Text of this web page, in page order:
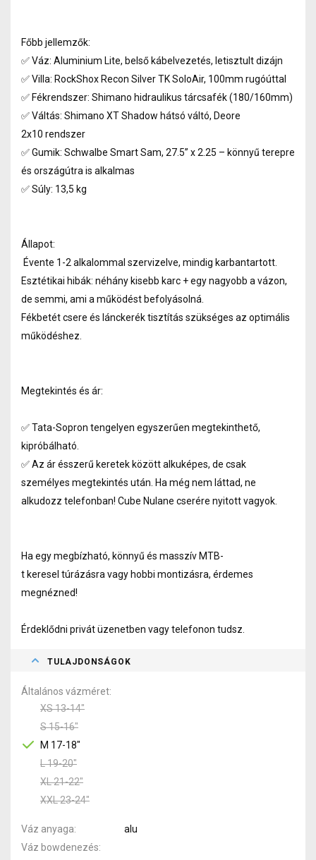
Főbb jellemzők:
✅ Váz: Aluminium Lite, belső kábelvezetés, letisztult dizájn
✅ Villa: RockShox Recon Silver TK SoloAir, 100mm rugóúttal
✅ Fékrendszer: Shimano hidraulikus tárcsafék (180/160mm)
✅ Váltás: Shimano XT Shadow hátsó váltó, Deore
2x10 rendszer
✅ Gumik: Schwalbe Smart Sam, 27.5” x 2.25 – könnyű terepre
és országútra is alkalmas
✅ Súly: 13,5 kg
Állapot:
Évente 1-2 alkalommal szervizelve, mindig karbantartott.
Esztétikai hibák: néhány kisebb karc + egy nagyobb a vázon,
de semmi, ami a működést befolyásolná.
Fékbetét csere és lánckerék tisztítás szükséges az optimális
működéshez.
Megtekintés és ár:
✅ Tata-Sopron tengelyen egyszerűen megtekinthető,
kipróbálható.
✅ Az ár ésszerű keretek között alkuképes, de csak
személyes megtekintés után. Ha még nem láttad, ne
alkudozz telefonban! Cube Nulane cserére nyitott vagyok.
Ha egy megbízható, könnyű és masszív MTB-
t keresel túrázásra vagy hobbi montizásra, érdemes
megnézned!
Érdeklődni privát üzenetben vagy telefonon tudsz.
TULAJDONSÁGOK
Általános vázméret
XS 13-14"
S 15-16"
M 17-18"
L 19-20"
XL 21-22"
XXL 23-24"
Váz anyaga
alu
Váz bowdenezés